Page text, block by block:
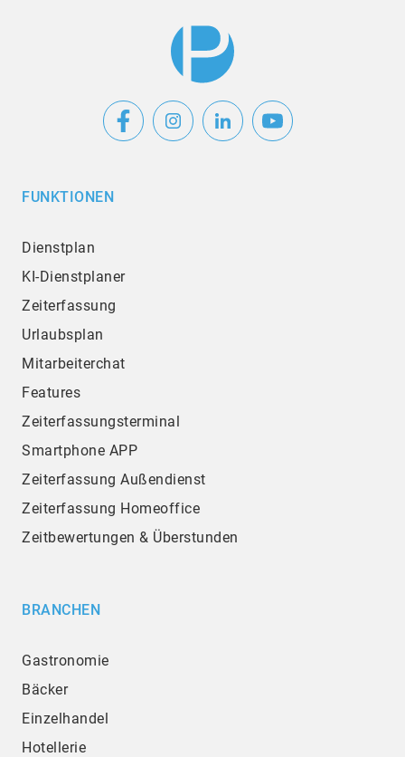
FUNKTIONEN
Dienstplan
KI-Dienstplaner
Zeiterfassung
Urlaubsplan
Mitarbeiterchat
Features
Zeiterfassungsterminal
Smartphone APP
Zeiterfassung Außendienst
Zeiterfassung Homeoffice
Zeitbewertungen & Überstunden
BRANCHEN
Gastronomie
Bäcker
Einzelhandel
Hotellerie